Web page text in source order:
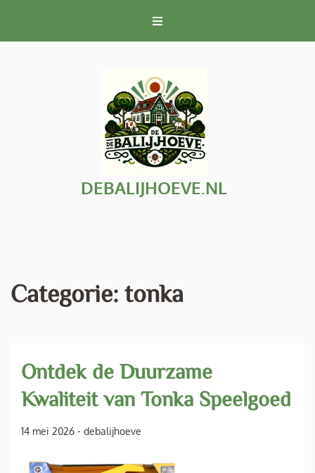
inhoud
DEBALIJHOEVE.NL
Categorie: tonka
Ontdek de Duurzame
Kwaliteit van Tonka Speelgoed
14 mei 2026 - debalijhoeve